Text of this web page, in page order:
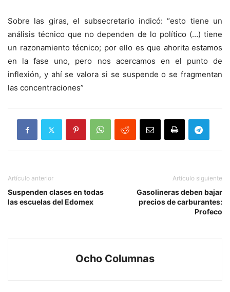
Sobre las giras, el subsecretario indicó: “esto tiene un
análisis técnico que no dependen de lo político (…) tiene
un razonamiento técnico; por ello es que ahorita estamos
en la fase uno, pero nos acercamos en el punto de
inflexión, y ahí se valora si se suspende o se fragmentan
las concentraciones”
Artículo anterior
Suspenden clases en todas
las escuelas del Edomex
Artículo siguiente
Gasolineras deben bajar
precios de carburantes:
Profeco
Ocho Columnas